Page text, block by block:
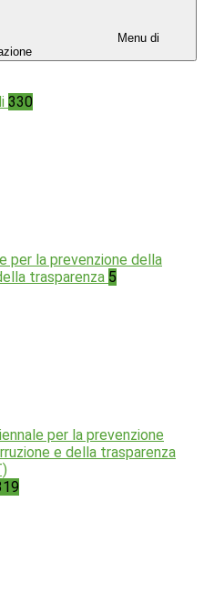
Menu di
330
per la prevenzione della
trasparenza 5
per la prevenzione
e della trasparenza